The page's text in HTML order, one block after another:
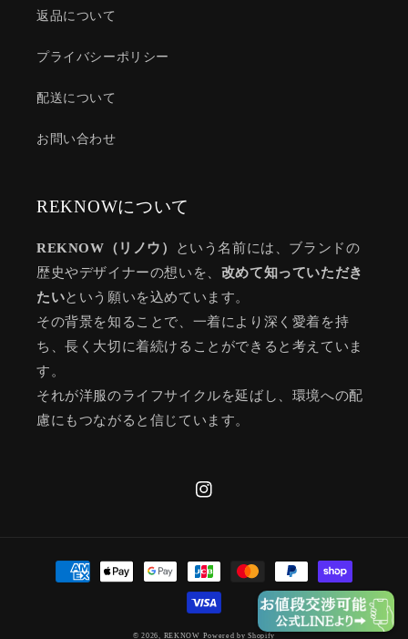
返品について
プライバシーポリシー
配送について
お問い合わせ
REKNOWについて
REKNOW（リノウ）
という名前には、ブランドの
歴史やデザイナーの想いを、 改めて知っていただき
たいという願いを込めています。
その背景を知ることで、一着により深く愛着を持
ち、長く大切に着続けることができると考えていま
す。
それが洋服のライフサイクルを延ばし、環境への配
慮にもつながると信じています。
Instagram
© 2026, REKNOW Powered by Shopify